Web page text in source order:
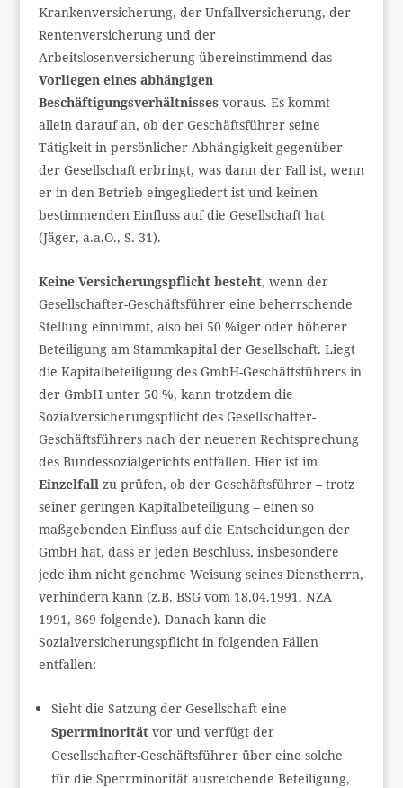
Krankenversicherung, der Unfallversicherung, der
Rentenversicherung und der
Arbeitslosenversicherung übereinstimmend das
Vorliegen eines abhängigen
Beschäftigungsverhältnissesvoraus. Es kommt
allein darauf an, ob der Geschäftsführer seine
Tätigkeit in persönlicher Abhängigkeit gegenüber
der Gesellschaft erbringt, was dann der Fall ist, wenn
er in den Betrieb eingegliedert ist und keinen
bestimmenden Einfluss auf die Gesellschaft hat
(Jäger, a.a.O., S. 31).
Keine Versicherungspflicht besteht, wenn der
Gesellschafter-Geschäftsführer eine beherrschende
Stellung einnimmt, also bei 50 %iger oder höherer
Beteiligung am Stammkapital der Gesellschaft. Liegt
die Kapitalbeteiligung des GmbH-Geschäftsführers in
der GmbH unter 50 %, kann trotzdem die
Sozialversicherungspflicht des Gesellschafter-
Geschäftsführers nach der neueren Rechtsprechung
des Bundessozialgerichts entfallen. Hier ist im
Einzelfallzu prüfen, ob der Geschäftsführer – trotz
seiner geringen Kapitalbeteiligung – einen so
maßgebenden Einfluss auf die Entscheidungen der
GmbH hat, dass er jeden Beschluss, insbesondere
jede ihm nicht genehme Weisung seines Dienstherrn,
verhindern kann (z.B. BSG vom 18.04.1991, NZA
1991, 869 folgende). Danach kann die
Sozialversicherungspflicht in folgenden Fällen
entfallen:
Sieht die Satzung der Gesellschaft eine
Sperrminoritätvor und verfügt der
Gesellschafter-Geschäftsführer über eine solche
für die Sperrminorität ausreichende Beteiligung,